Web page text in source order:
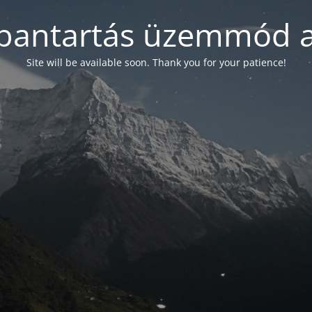
üzemmód
Site will be available soon. Thank you for your patience!